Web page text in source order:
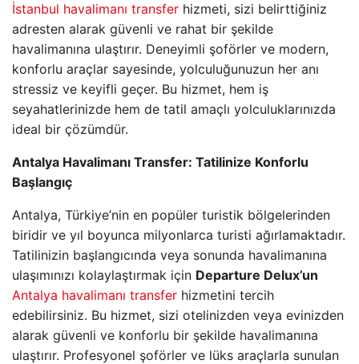
İstanbul havalimanı transfer hizmeti, sizi belirttiğiniz
adresten alarak güvenli ve rahat bir şekilde
havalimanına ulaştırır. Deneyimli şoförler ve modern,
konforlu araçlar sayesinde, yolculuğunuzun her anı
stressiz ve keyifli geçer. Bu hizmet, hem iş
seyahatlerinizde hem de tatil amaçlı yolculuklarınızda
ideal bir çözümdür.
Antalya Havalimanı Transfer: Tatilinize Konforlu
Başlangıç
Antalya, Türkiye’nin en popüler turistik bölgelerinden
biridir ve yıl boyunca milyonlarca turisti ağırlamaktadır.
Tatilinizin başlangıcında veya sonunda havalimanına
ulaşımınızı kolaylaştırmak için Departure Delux’un
Antalya havalimanı transfer hizmetini tercih
edebilirsiniz. Bu hizmet, sizi otelinizden veya evinizden
alarak güvenli ve konforlu bir şekilde havalimanına
ulaştırır. Profesyonel şoförler ve lüks araçlarla sunulan